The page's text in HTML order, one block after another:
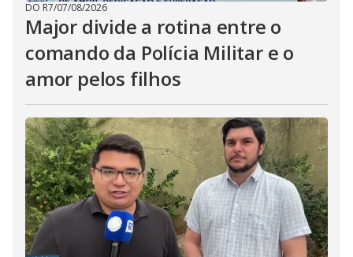
DO R7/07/08/2026
Major divide a rotina entre o
comando da Polícia Militar e o
amor pelos filhos